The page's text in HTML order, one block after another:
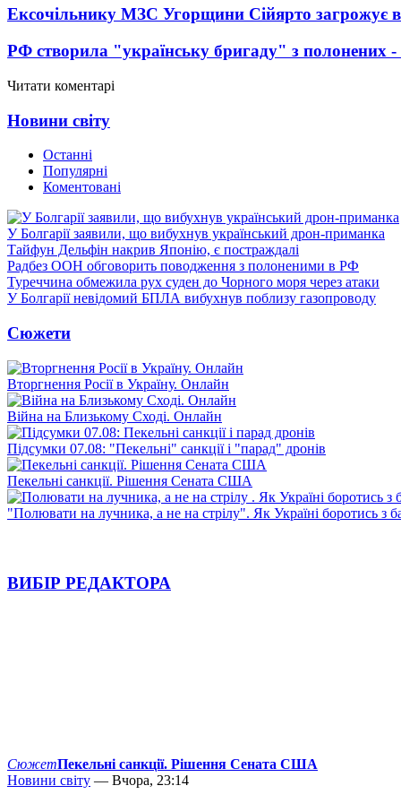
Ексочільнику МЗС Угорщини Сійярто загрожує
РФ створила "українську бригаду" з полонених
Читати коментарі
Новини світу
Останні
Популярні
Коментовані
У Болгарії заявили, що вибухнув український дрон-приманка
Тайфун Дельфін накрив Японію, є постраждалі
Радбез ООН обговорить поводження з полоненими в РФ
Туреччина обмежила рух суден до Чорного моря через атаки
У Болгарії невідомий БПЛА вибухнув поблизу газопроводу
Сюжети
Вторгнення Росії в Україну. Онлайн
Війна на Близькому Сході. Онлайн
Підсумки 07.08: "Пекельні" санкції і "парад" дронів
Пекельні санкції. Рішення Сената США
"Полювати на лучника, а не на стрілу". Як Україні боротись з
ВИБІР РЕДАКТОРА
СюжетПекельні санкції. Рішення Сената США
Новини світу — Вчора, 23:14